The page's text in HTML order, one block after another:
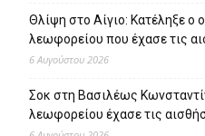
Θλίψη στο Αίγιο: Κατέληξε ο
λεωφορείου που έχασε τις
6 Αυγούστου 2026
Σοκ στη Βασιλέως
λεωφορείου έχασε τις